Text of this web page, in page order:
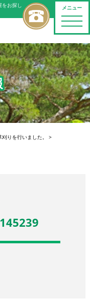
メニュー
toggle
をお探し
りを行いました。
>